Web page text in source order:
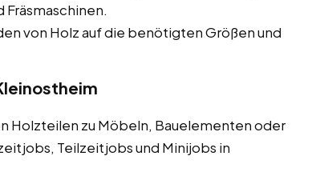
von Holz auf die benötigten Größen und
Holzteilen zu Möbeln, Bauelementen oder
Teilzeitjobs und Minijobs in